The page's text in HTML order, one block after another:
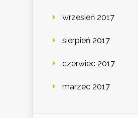
wrzesień 2017
sierpień 2017
czerwiec 2017
marzec 2017